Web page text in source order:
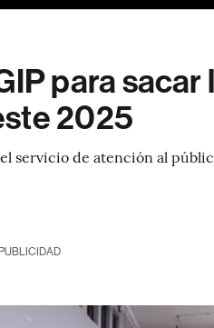
para sacar
2025
servicio de atención al
PUBLICIDAD